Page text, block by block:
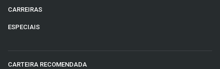
CARREIRAS
ESPECIAIS
CARTEIRA RECOMENDADA